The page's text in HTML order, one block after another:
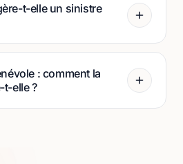
t-elle un sinistre
: comment la
t-elle ?